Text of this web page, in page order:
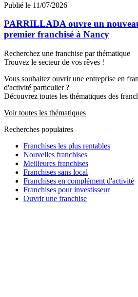
Publié le 11/07/2026
PARRILLADA ouvre un
premier franchisé à Nancy
Recherchez une franchise par thématique
Trouvez le secteur de vos rêves !
Vous souhaitez ouvrir une entreprise en
d'activité particulier ?
Découvrez toutes les thématiques des
Voir toutes les thématiques
Recherches populaires
Franchises les plus rentables
Nouvelles franchises
Meilleures franchises
Franchises sans local
Franchises en complément d'activité
Franchises pour investisseur
Ouvrir une franchise